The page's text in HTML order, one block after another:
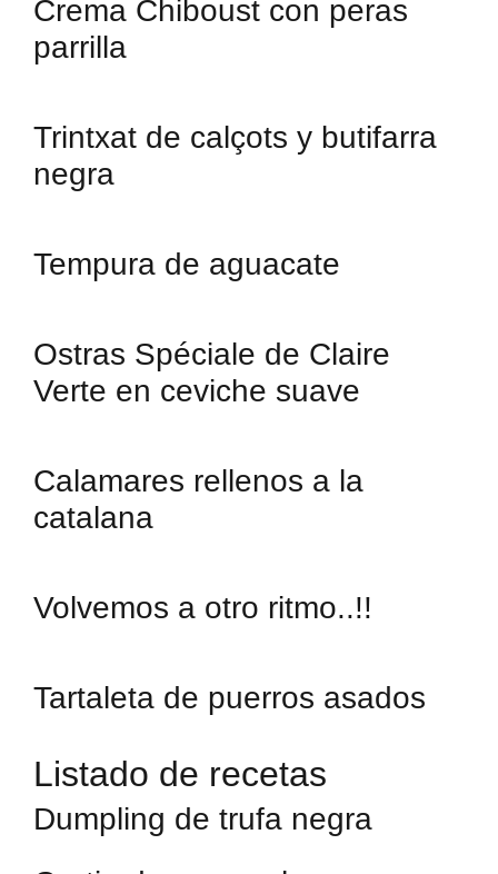
Crema Chiboust con peras
parrilla
Trintxat de calçots y butifarra
negra
Tempura de aguacate
Ostras Spéciale de Claire
Verte en ceviche suave
Calamares rellenos a la
catalana
Volvemos a otro ritmo..!!
Tartaleta de puerros asados
Listado de recetas
Dumpling de trufa negra